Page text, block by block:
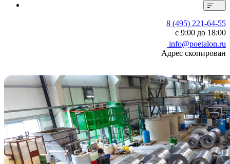
8 (495) 221-64-55
с 9:00 до 18:00
info@poetalon.ru
Адрес скопирован